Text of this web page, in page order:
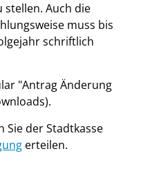
stellen. Auch die
muss bis
schriftlich
"Antrag Änderung
Sie der Stadtkasse
erteilen.